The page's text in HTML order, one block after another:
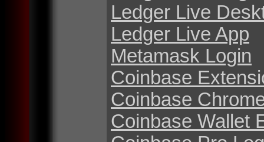
Ledger Live
Ledger Live App
Metamask Login
Coinbase
Coinbase
Coinbase Wallet